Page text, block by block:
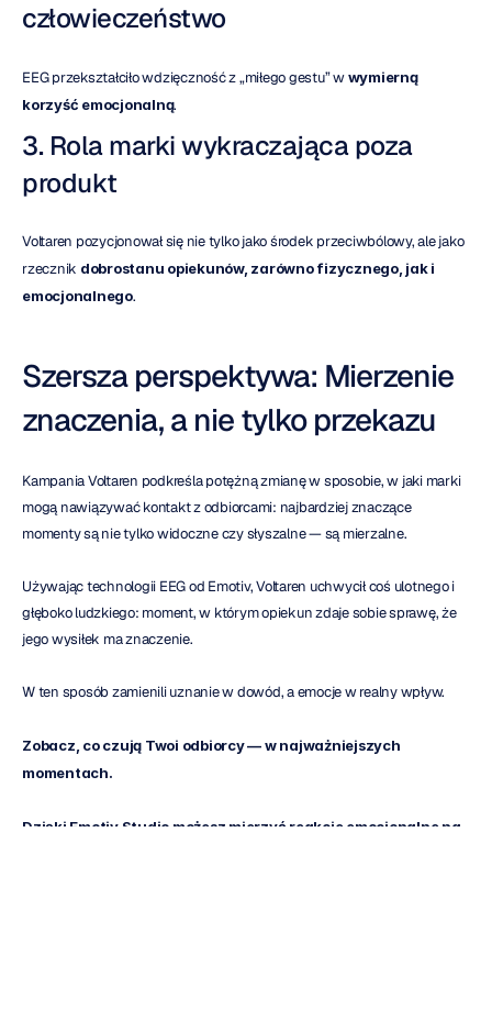
człowieczeństwo
EEG przekształciło wdzięczność z „miłego gestu” w wymierną
korzyść emocjonalną.
3. Rola marki wykraczająca poza
produkt
Voltaren pozycjonował się nie tylko jako środek przeciwbólowy, ale jako
rzecznik dobrostanu opiekunów, zarówno fizycznego, jak i
emocjonalnego.
Szersza perspektywa: Mierzenie
znaczenia, a nie tylko przekazu
Kampania Voltaren podkreśla potężną zmianę w sposobie, w jaki marki
mogą nawiązywać kontakt z odbiorcami: najbardziej znaczące
momenty są nie tylko widoczne czy słyszalne — są mierzalne.
Używając technologii EEG od Emotiv, Voltaren uchwycił coś ulotnego i
głęboko ludzkiego: moment, w którym opiekun zdaje sobie sprawę, że
jego wysiłek ma znaczenie.
W ten sposób zamienili uznanie w dowód, a emocje w realny wpływ.
Zobacz, co czują Twoi odbiorcy — w najważniejszych
momentach.
Dzięki Emotiv Studio możesz mierzyć reakcje emocjonalne na